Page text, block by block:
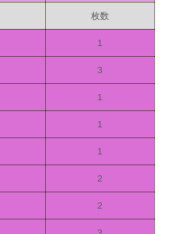
枚数
1
3
1
1
1
2
2